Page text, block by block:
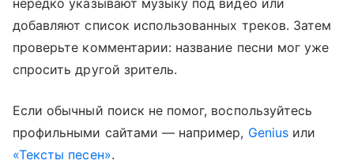
нередко указывают музыку под видео или
добавляют список использованных треков. Затем
проверьте комментарии: название песни мог уже
спросить другой зритель.
Если обычный поиск не помог, воспользуйтесь
профильными сайтами — например, Geniusили
«Тексты песен».